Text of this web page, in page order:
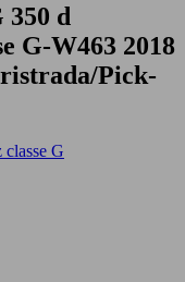
350 d
G-W463 2018
Pick-
G